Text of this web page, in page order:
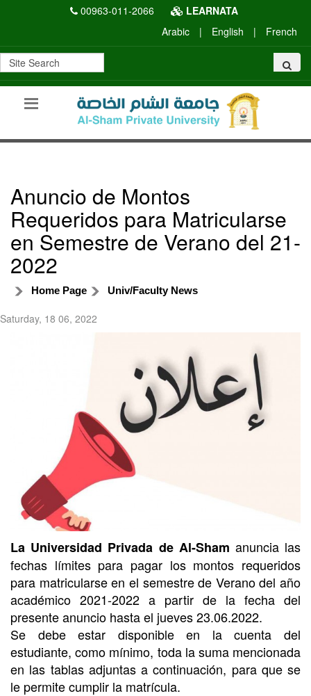
00963-011-2066
LEARNATA
Arabic
| English | French
Anuncio de Montos
Requeridos para Matricularse
en Semestre de Verano del 21-
2022
Home Page Univ/Faculty News
Saturday, 18 06, 2022
La Universidad Privada de Al-Sham anuncia las
fechas límites para pagar los montos requeridos
para matricularse en el semestre de Verano del año
académico 2021-2022 a partir de la fecha del
presente anuncio hasta el jueves 23.06.2022.
Se debe estar disponible en la cuenta del
estudiante, como mínimo, toda la suma mencionada
en las tablas adjuntas a continuación, para que se
le permite cumplir la matrícula.